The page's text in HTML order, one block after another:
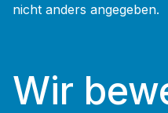
nicht anders angegeben.
Wir